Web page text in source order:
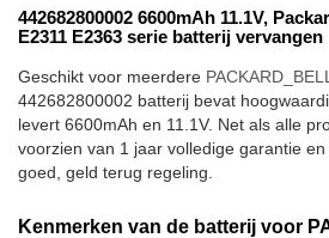
442682800002 6600mAh 11.1V,
E2311 E2363 serie batterij vervangen
Geschikt voor meerdere
442682800002 batterij bevat
levert 6600mAh en 11.1V. Net als alle
voorzien van 1 jaar volledige garantie
goed, geld terug regeling.
Kenmerken van de batterij voor